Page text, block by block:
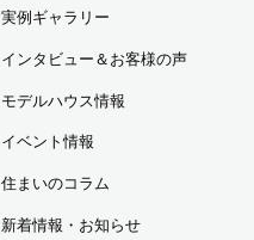
実例ギャラリー
インタビュー＆お客様の声
モデルハウス情報
イベント情報
住まいのコラム
新着情報・お知らせ